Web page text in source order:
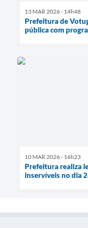
13 MAR 2026 - 14h48
Prefeitura de
pública com
10 MAR 2026 - 16h23
Prefeitura realiza
inservíveis no dia